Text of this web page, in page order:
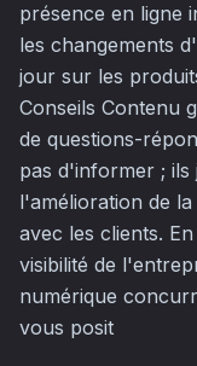
présence en ligne
les changements
jour sur les
Conseils Contenu
de questions-
pas d'informer ;
l'amélioration de
avec les clients.
visibilité de
numérique
vous posit